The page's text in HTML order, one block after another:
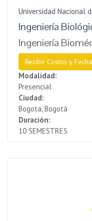
Universidad Nacional
Ingeniería
Ingeniería
Recibir Costos y
Modalidad:
Presencial
Ciudad:
Bogota, Bogotá
Duración:
10 SEMESTRES